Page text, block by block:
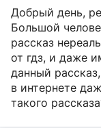
Добрый день,
Большой
рассказ
от гдз, и даже
данный
в интернете
такого